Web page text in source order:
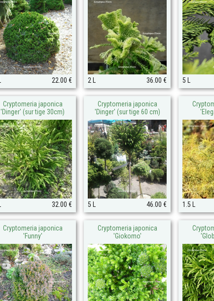
22.00 € 2 L 36.00 € 5 L
Cryptomeria japonica
'Dinger' (sur tige 30cm)
32.00 €
Cryptomeria japonica
'Dinger' (sur tige 60 cm)
5 L 46.00 € 1.5 L
Cryptomeria japonica
'Funny'
Cryptomeria japonica
'Giokomo'